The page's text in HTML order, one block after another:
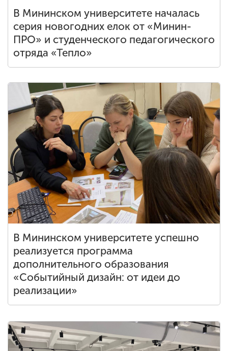
В Мининском университете началась
серия новогодних елок от «Минин-
ПРО» и студенческого педагогического
отряда «Тепло»
В Мининском университете успешно
реализуется программа
дополнительного образования
«Событийный дизайн: от идеи до
реализации»